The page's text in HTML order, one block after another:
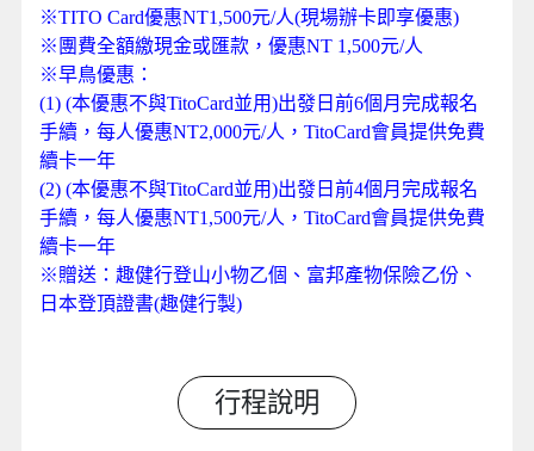
※TITO Card優惠NT1,500元/人(現場辦卡即享優惠)
※團費全額繳現金或匯款，優惠NT 1,500元/人
※早鳥優惠：
(1) (本優惠不與TitoCard並用)出發日前6個月完成報名
手續，每人優惠NT2,000元/人，TitoCard會員提供免費
續卡一年
(2) (本優惠不與TitoCard並用)出發日前4個月完成報名
手續，每人優惠NT1,500元/人，TitoCard會員提供免費
續卡一年
※贈送：趣健行登山小物乙個、富邦產物保險乙份、
日本登頂證書(趣健行製)
行程說明